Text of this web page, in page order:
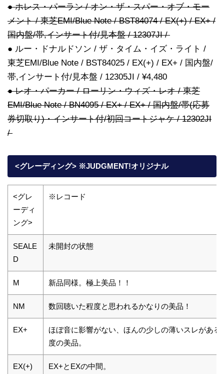
● ホレス・パーラン / オン・ザ・スパー・オブ・モー
メント / 東芝EMI/Blue Note / BST84074 / EX(+) / EX+ /
国内盤/帯,インサート付/見本盤 / 12307JI /
● ルー・ドナルドソン / ザ・タイム・イズ・ライト /
東芝EMI/Blue Note / BST84025 / EX(+) / EX+ / 国内盤/
帯,インサート付/見本盤 / 12305JI / ¥4,480
● レオ・パーカー / ローリン・ウィズ・レオ / 東芝
EMI/Blue Note / BN4095 / EX+ / EX+ / 国内盤/帯(応募
券切取り)・インサート付/初回コートジャケ / 12302JI
/
<グレーディング> ※JUDGMENT!オリジナル
<グレ
ーディ
ング>
※レコード
SEALE
D
未開封の状態
M 新品同様。極上美品！！
NM 数回聴いた程度と思われるかなりの美品！
EX+
ほぼ音に影響がない、ほんの少しの薄いスレがある
度の美品。
EX(+) EX+とEXの中間。